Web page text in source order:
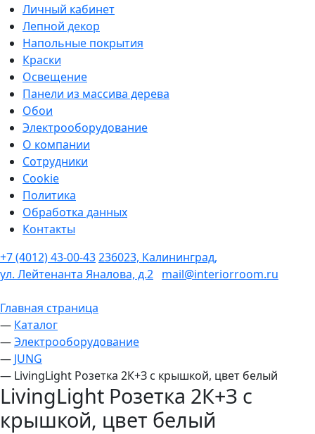
Личный кабинет
Лепной декор
Напольные покрытия
Краски
Освещение
Панели из массива дерева
Обои
Электрооборудование
О компании
Сотрудники
Cookie
Политика
Обработка данных
Контакты
+7 (4012) 43-00-43236023, Калининград,
ул. Лейтенанта Яналова, д.2 mail@interiorroom.ru
Главная страница
— Каталог
—Электрооборудование
— JUNG
— LivingLight Розетка 2К+З с крышкой, цвет белый
LivingLight Розетка 2К+З с
крышкой, цвет белый